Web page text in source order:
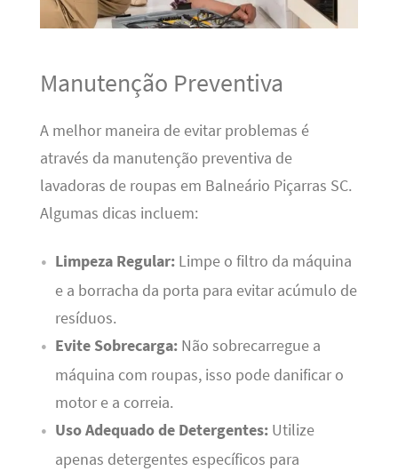
Manutenção Preventiva
A melhor maneira de evitar problemas é
através da manutenção preventiva de
lavadoras de roupas em Balneário Piçarras SC.
Algumas dicas incluem:
Limpeza Regular:Limpe o filtro da máquina
e a borracha da porta para evitar acúmulo de
resíduos.
Evite Sobrecarga:Não sobrecarregue a
máquina com roupas, isso pode danificar o
motor e a correia.
Uso Adequado de Detergentes:Utilize
apenas detergentes específicos para